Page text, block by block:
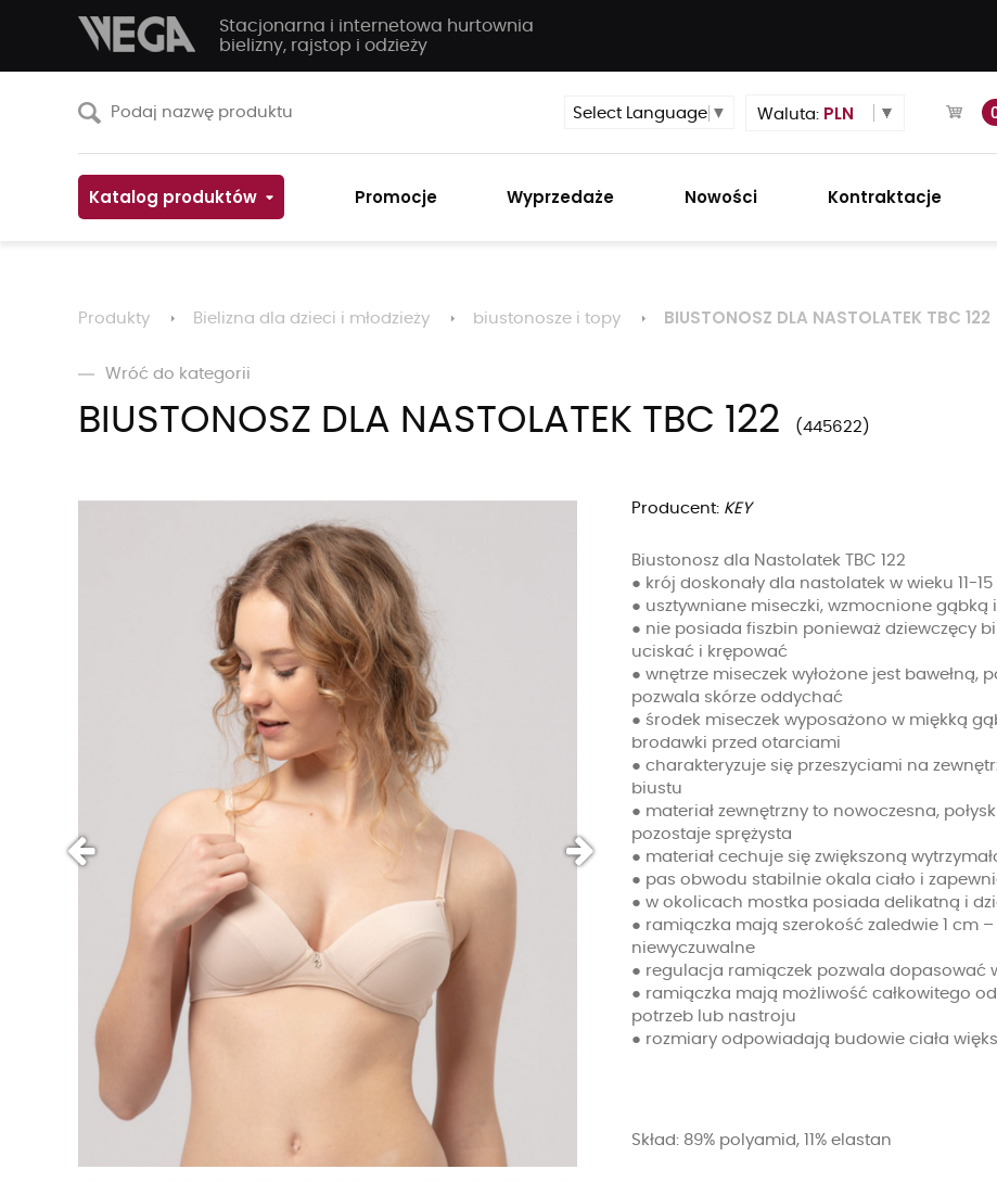
Stacjonarna i internetowa hurtownia
bielizny, rajstop i odzieży
Select Language ▼ Waluta: PLN
Katalog produktów Promocje Wyprzedaże Nowości Kontraktacje
Produkty Bielizna dla dzieci i młodzieży biustonosze i topy BIUSTONOSZ DLA NASTOLATEK TBC 122
Wróć do kategorii
BIUSTONOSZ DLA NASTOLATEK TBC 122 445622
Producent: KEY
Biustonosz dla Nastolatek TBC 122
● krój doskonały dla nastolatek w wieku 11-
● usztywniane miseczki, wzmocnione gąbką
● nie posiada fiszbin ponieważ dziewczęcy
uciskać i krępować
● wnętrze miseczek wyłożone jest
pozwala skórze oddychać
● środek miseczek wyposażono w miękką
brodawki przed otarciami
● charakteryzuje się przeszyciami na
biustu
● materiał zewnętrzny to nowoczesna,
pozostaje sprężysta
● materiał cechuje się zwiększoną
● pas obwodu stabilnie okala ciało i
● w okolicach mostka posiada delikatną i
● ramiączka mają szerokość zaledwie 1 cm
niewyczuwalne
● regulacja ramiączek pozwala dopasować
● ramiączka mają możliwość całkowitego
potrzeb lub nastroju
● rozmiary odpowiadają budowie ciała
Skład: 89% polyamid, 11% elastan